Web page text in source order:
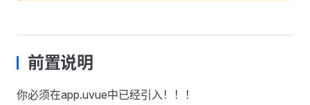
前置说明
你必须在app.uvue中已经引入！！！